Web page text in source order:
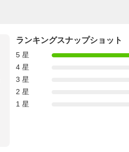
ランキングスナップショット
5 星
4 星
3 星
2 星
1 星